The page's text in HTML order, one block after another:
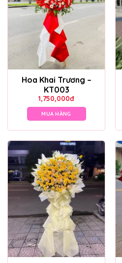
Hoa Khai Trương –
KT003
1,750,000đ
MUA HÀNG